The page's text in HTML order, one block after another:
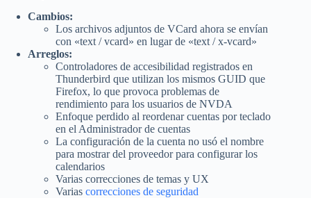
Cambios:
Los archivos adjuntos de VCard ahora se envían
con «text / vcard» en lugar de «text / x-vcard»
Arreglos:
Controladores de accesibilidad registrados en
Thunderbird que utilizan los mismos GUID que
Firefox, lo que provoca problemas de
rendimiento para los usuarios de NVDA
Enfoque perdido al reordenar cuentas por teclado
en el Administrador de cuentas
La configuración de la cuenta no usó el nombre
para mostrar del proveedor para configurar los
calendarios
Varias correcciones de temas y UX
Varias correcciones de seguridad